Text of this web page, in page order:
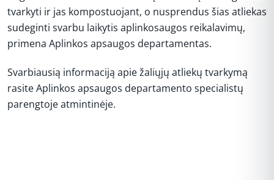
tvarkyti ir jas kompostuojant, o nusprendus šias atliekas
sudeginti svarbu laikytis aplinkosaugos reikalavimų,
primena Aplinkos apsaugos departamentas.
Svarbiausią informaciją apie žaliųjų atliekų tvarkymą
rasite Aplinkos apsaugos departamento specialistų
parengtoje atmintinėje.